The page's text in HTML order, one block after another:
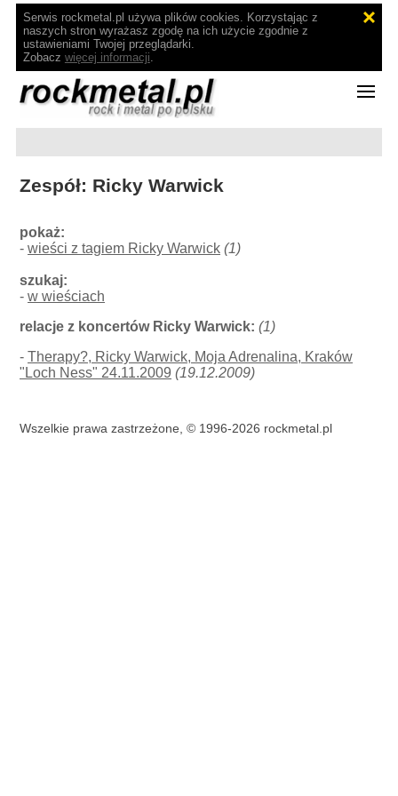
Serwis rockmetal.pl używa plików cookies. Korzystając z
naszych stron wyrażasz zgodę na ich użycie zgodnie z
ustawieniami Twojej przeglądarki.
Zobacz więcej informacji.
Zespół: Ricky Warwick
pokaż:
-wieści z tagiem Ricky Warwick (1)
szukaj:
-w wieściach
relacje z koncertów Ricky Warwick: (1)
-Therapy?, Ricky Warwick, Moja Adrenalina, Kraków
"Loch Ness" 24.11.2009 (19.12.2009)
Wszelkie prawa zastrzeżone, © 1996-2026 rockmetal.pl